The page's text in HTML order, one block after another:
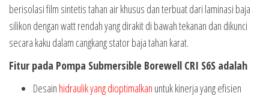
berisolasi film sintetis tahan air khusus dan terbuat dari laminasi baja
silikon dengan watt rendah yang dirakit di bawah tekanan dan dikunci
secara kaku dalam cangkang stator baja tahan karat.
Fitur pada Pompa Submersible Borewell CRI S6S adalah
Desain hidraulik yang dioptimalkan untuk kinerja yang efisien